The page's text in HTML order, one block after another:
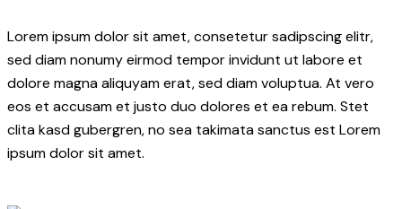
Lorem ipsum dolor sit amet, consetetur sadipscing elitr,
sed diam nonumy eirmod tempor invidunt ut labore et
dolore magna aliquyam erat, sed diam voluptua. At vero
eos et accusam et justo duo dolores et ea rebum. Stet
clita kasd gubergren, no sea takimata sanctus est Lorem
ipsum dolor sit amet.